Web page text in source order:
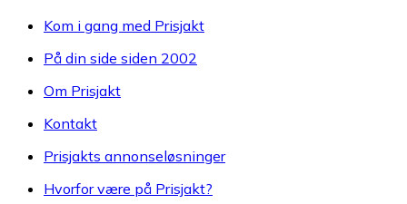
Kom i gang med Prisjakt
På din side siden 2002
Om Prisjakt
Kontakt
Prisjakts annonseløsninger
Hvorfor være på Prisjakt?